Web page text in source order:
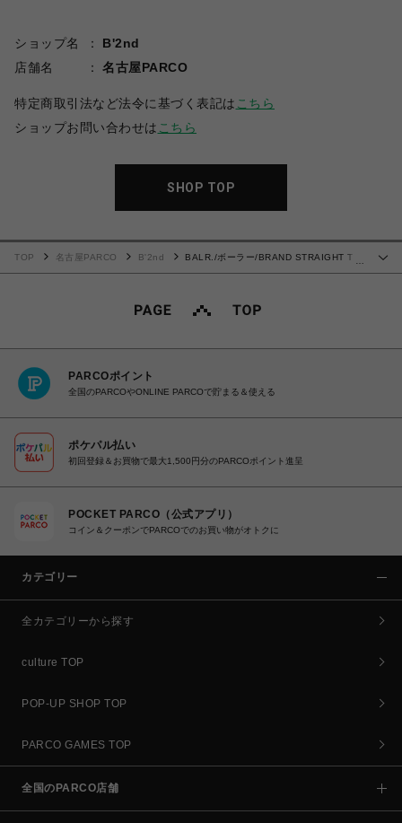
ショップ名
B'2nd
店舗名
名古屋PARCO
特定商取引法など法令に基づく表記は こちら
ショップお問い合わせは こちら
SHOP TOP
…
TOP 名古屋PARCO B'2nd
BALR./ボーラー/BRAND STRAIGHT T
PARCOポイント
全国のPARCOやONLINE PARCOで貯まる＆使える
ポケパル払い
初回登録＆お買物で最大1,500円分のPARCOポイント進呈
POCKET PARCO（公式アプリ）
コイン＆クーポンでPARCOでのお買い物がオトクに
カテゴリー
全カテゴリーから探す
culture TOP
POP-UP SHOP TOP
PARCO GAMES TOP
全国のPARCO店舗